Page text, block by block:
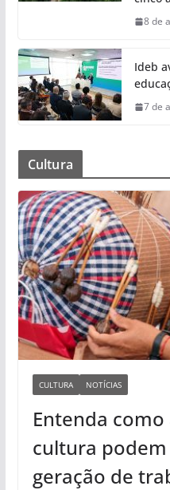
8 de
Ideb
7 de
Cultura
CULTURA NOTÍCIAS
Entenda
cultura
geração de